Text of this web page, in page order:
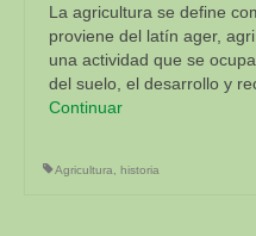
La agricultura se define
proviene del latín ager,
una actividad que se
del suelo, el desarrollo y
Continuar
Agricultura historia